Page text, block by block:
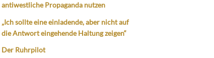
antiwestliche Propaganda nutzen
„Ich sollte eine einladende, aber nicht auf
die Antwort eingehende Haltung zeigen“
Der Ruhrpilot